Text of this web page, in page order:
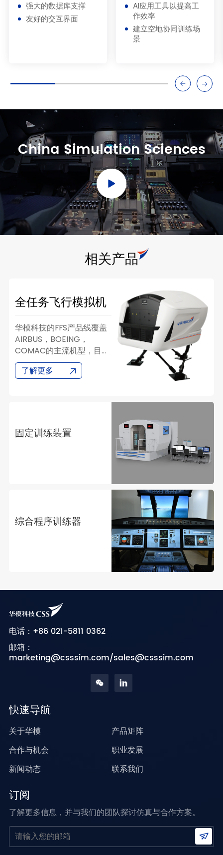
强大的数据库支撑
友好的交互界面
AI应用工具以提高工
作效率
建立空地协同训练场
景
China Simulation Sciences
相关产品
全任务飞行模拟机
华模科技的FFS产品线覆盖
AIRBUS，BOEING，
COMAC的主流机型，目前
已成功研发并交付的全动模
拟机包括A320CEO/NEO系
了解更多
固定训练装置
综合程序训练器
电话： +86 021-5811 0362
邮箱：
marketing@csssim.com/sales@csssim.com
快速导航
关于华模
产品矩阵
合作与机会
职业发展
新闻动态
联系我们
订阅
了解更多信息，并与我们的团队探讨仿真与合作方案。